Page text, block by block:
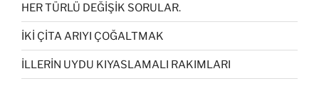
HER TÜRLÜ DEĞİŞİK SORULAR.
İKİ ÇİTA ARIYI ÇOĞALTMAK
İLLERİN UYDU KIYASLAMALI RAKIMLARI